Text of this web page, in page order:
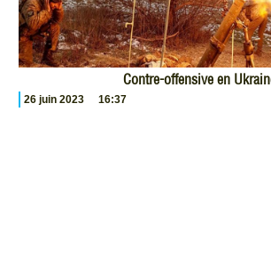
Contre-offensive en
26 juin 2023 16:37